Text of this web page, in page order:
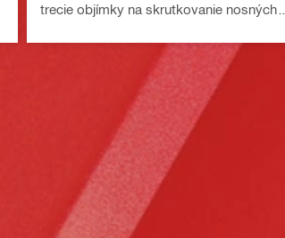
trecie objímky na skrutkovanie nosných
akumulátora Nuron)